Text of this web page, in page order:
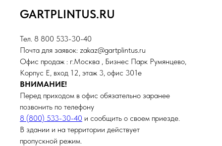
GARTPLINTUS.RU
Тел. 8 800 533-30-40
Почта для заявок: zakaz@gartplintus.ru
Офис продаж : г.Москва , Бизнес Парк Румянцево,
Корпус Е, вход 12, этаж 3, офис 301е
ВНИМАНИЕ!
Перед приходом в офис обязательно заранее
позвонить по телефону
8 (800) 533-30-40 и сообщить о своем приезде.
В здании и на территории действует
пропускной режим.